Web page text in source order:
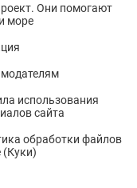
Они помогают
море
использования
сайта
обработки файлов
(Куки)